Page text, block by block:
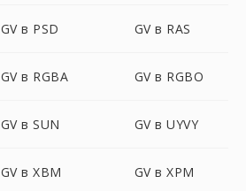
GV в PSD GV в RAS
GV в RGBA GV в RGBO
GV в SUN GV в UYVY
GV в XBM GV в XPM